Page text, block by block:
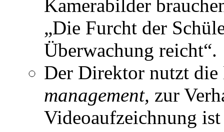
Kamerabilder
„Die Furcht der
Überwachung reicht“.
Der Direktor nutzt die
management, zur
Videoaufzeichnung